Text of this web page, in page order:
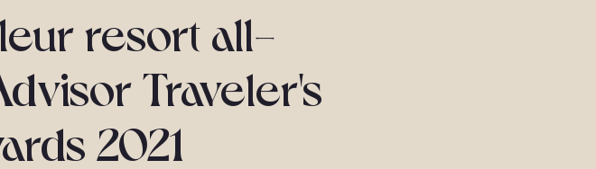
resort all-
Traveler's
2021